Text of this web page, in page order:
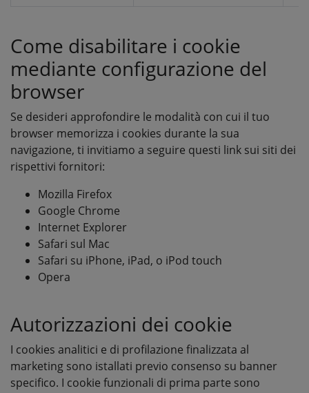
Come disabilitare i cookie
mediante configurazione del
browser
Se desideri approfondire le modalità con cui il tuo
browser memorizza i cookies durante la sua
navigazione, ti invitiamo a seguire questi link sui siti dei
rispettivi fornitori:
Mozilla Firefox
Google Chrome
Internet Explorer
Safari sul Mac
Safari su iPhone, iPad, o iPod touch
Opera
Autorizzazioni dei cookie
I cookies analitici e di profilazione finalizzata al
marketing sono istallati previo consenso su banner
specifico. I cookie funzionali di prima parte sono